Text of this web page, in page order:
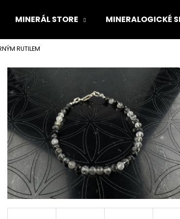
MINERÁL STORE MINERALOGICKÉ
RUTILEM
Co potřebujete najít?
HLEDAT
Doporučujeme
PYRAMIDA 10 CM NELEŠTĚNÁ
900 Kč
4 CM
150